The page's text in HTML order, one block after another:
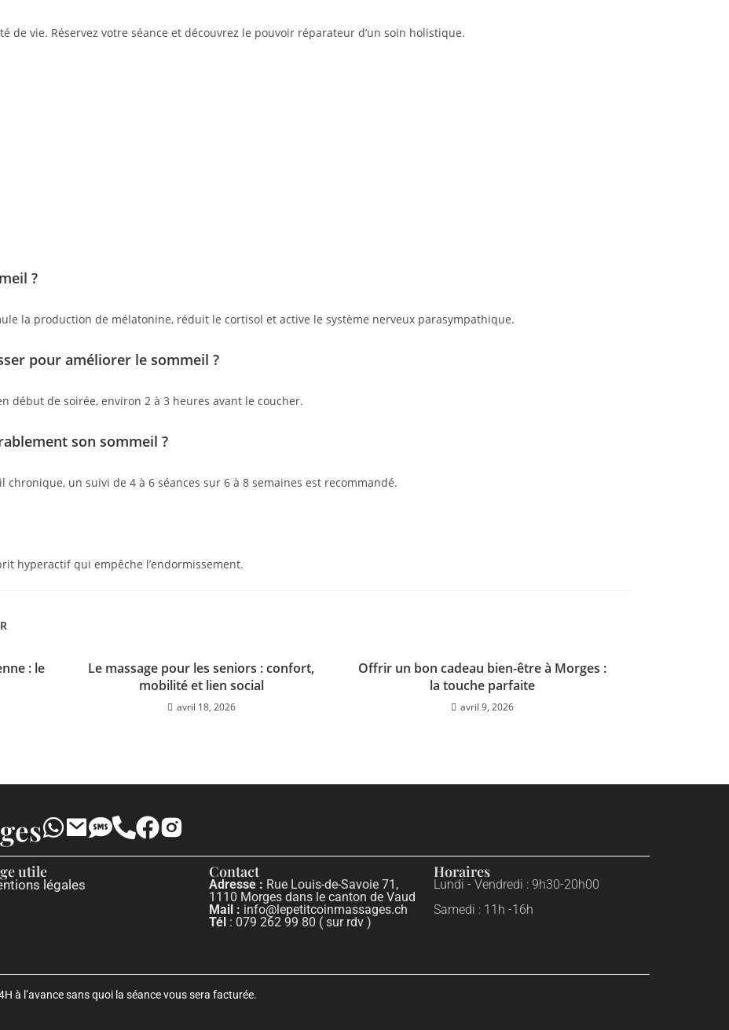
vie. Réservez votre séance et découvrez le pouvoir réparateur d’un soin holistique.
?
la production de mélatonine, réduit le cortisol et active le système nerveux parasympathique.
pour améliorer le sommeil ?
début de soirée, environ 2 à 3 heures avant le coucher.
son sommeil ?
un suivi de 4 à 6 séances sur 6 à 8 semaines est recommandé.
hyperactif qui empêche l’endormissement.
: le
Le massage pour les seniors : confort,
mobilité et lien social
avril 18, 2026
Offrir un bon cadeau bien-être à Morges :
la touche parfaite
avril 9, 2026
utile
légales
Contact
Adresse : Rue Louis-de-Savoie 71,
1110 Morges dans le canton de Vaud
Mail : info@lepetitcoinmassages.ch
Tél : 079 262 99 80 ( sur rdv )
Horaires
Lundi - Vendredi : 9h30-20h00
Samedi : 11h -16h
à l’avance sans quoi la séance vous sera facturée.